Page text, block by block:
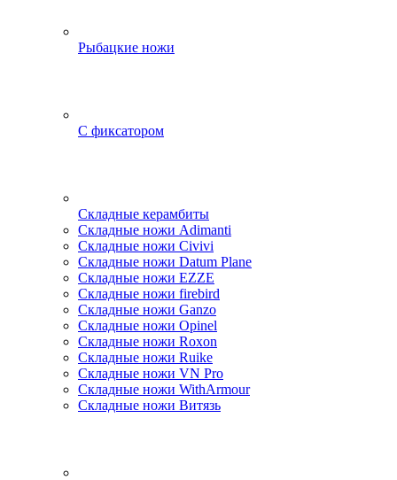
Рыбацкие ножи
С фиксатором
Складные керамбиты
Складные ножи Adimanti
Складные ножи Civivi
Складные ножи Datum Plane
Складные ножи EZZE
Складные ножи firebird
Складные ножи Ganzo
Складные ножи Opinel
Складные ножи Roxon
Складные ножи Ruike
Складные ножи VN Pro
Складные ножи WithArmour
Складные ножи Витязь